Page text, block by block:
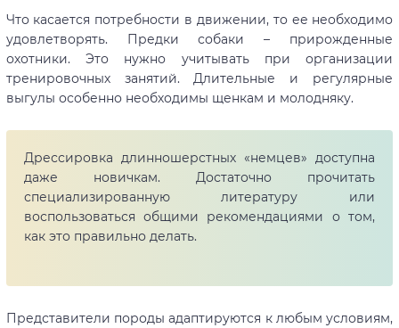
Что касается потребности в движении, то ее необходимо
удовлетворять. Предки собаки – прирожденные
охотники. Это нужно учитывать при организации
тренировочных занятий. Длительные и регулярные
выгулы особенно необходимы щенкам и молодняку.
Дрессировка длинношерстных «немцев» доступна
даже новичкам. Достаточно прочитать
специализированную литературу или
воспользоваться общими рекомендациями о том,
как это правильно делать.
Представители породы адаптируются к любым условиям,